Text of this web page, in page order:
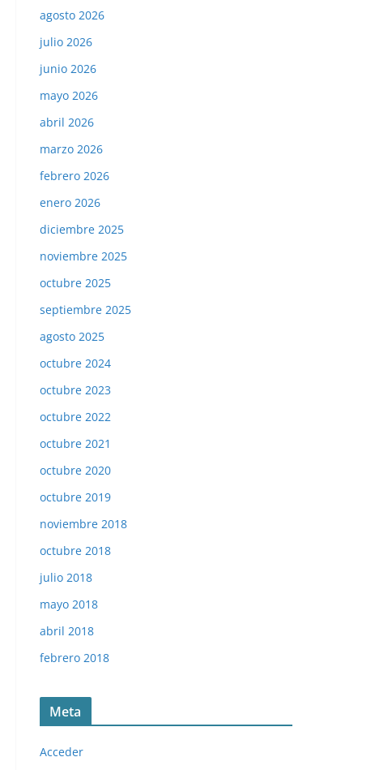
agosto 2026
julio 2026
junio 2026
mayo 2026
abril 2026
marzo 2026
febrero 2026
enero 2026
diciembre 2025
noviembre 2025
octubre 2025
septiembre 2025
agosto 2025
octubre 2024
octubre 2023
octubre 2022
octubre 2021
octubre 2020
octubre 2019
noviembre 2018
octubre 2018
julio 2018
mayo 2018
abril 2018
febrero 2018
Meta
Acceder